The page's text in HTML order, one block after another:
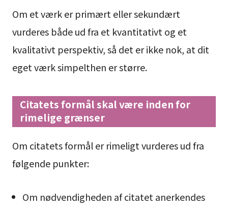
Om et værk er primært eller sekundært
vurderes både ud fra et kvantitativt og et
kvalitativt perspektiv, så det er ikke nok, at dit
eget værk simpelthen er større.
Citatets formål skal være inden for
rimelige grænser
Om citatets formål er rimeligt vurderes ud fra
følgende punkter:
Om nødvendigheden af citatet anerkendes